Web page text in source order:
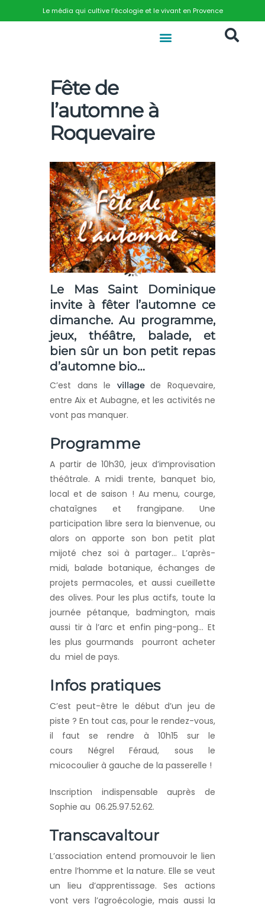
Le média qui cultive l’écologie et le vivant en Provence
Fête de
l’automne à
Roquevaire
Le Mas Saint Dominique
invite à fêter l’automne ce
dimanche. Au programme,
jeux, théâtre, balade, et
bien sûr un bon petit repas
d’automne bio…
C’est dans le villagede Roquevaire,
entre Aix et Aubagne, et les activités ne
vont pas manquer.
Programme
A partir de 10h30, jeux d’improvisation
théâtrale. A midi trente, banquet bio,
local et de saison ! Au menu, courge,
chataîgnes et frangipane. Une
participation libre sera la bienvenue, ou
alors on apporte son bon petit plat
mijoté chez soi à partager… L’après-
midi, balade botanique, échanges de
projets permacoles, et aussi cueillette
des olives. Pour les plus actifs, toute la
journée pétanque, badmington, mais
aussi tir à l’arc et enfin ping-pong… Et
les plus gourmands pourront acheter
du miel de pays.
Infos pratiques
C’est peut-être le début d’un jeu de
piste ? En tout cas, pour le rendez-vous,
il faut se rendre à 10h15 sur le
cours Négrel Féraud, sous le
micocoulier à gauche de la passerelle !
Inscription indispensable auprès de
Sophie au 06.25.97.52.62.
Transcavaltour
L’association entend promouvoir le lien
entre l’homme et la nature. Elle se veut
un lieu d’apprentissage. Ses actions
vont vers l’agroécologie, mais aussi la